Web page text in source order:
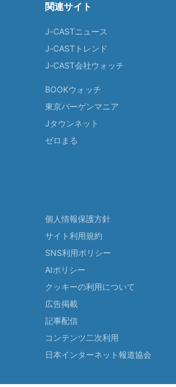
関連サイト
J-CASTニュース
J-CASTトレンド
J-CAST会社ウォッチ
BOOKウォッチ
東京バーゲンマニア
Jタウンネット
ゼロまる
個人情報保護方針
サイト利用規約
SNS利用ポリシー
AIポリシー
クッキーの利用について
広告掲載
記事配信
コンテンツ二次利用
日本インターネット報道協会